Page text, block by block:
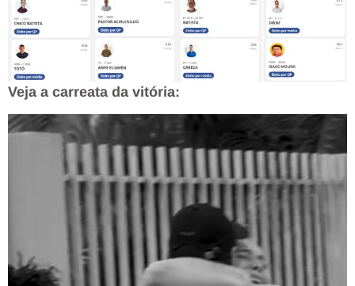
Veja a carreata da vitória:
Tocador